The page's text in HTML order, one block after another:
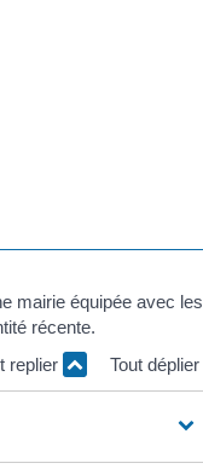
mairie équipée avec les
récente.
replier
Tout déplier